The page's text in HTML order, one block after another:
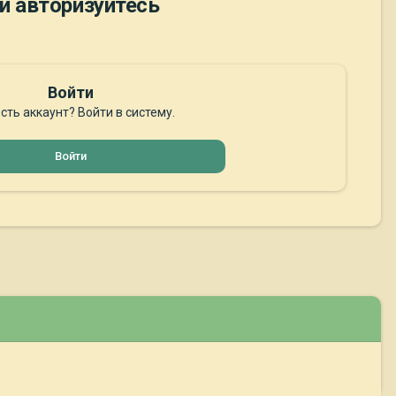
авторизуйтесь
Войти
аккаунт? Войти в систему.
Войти